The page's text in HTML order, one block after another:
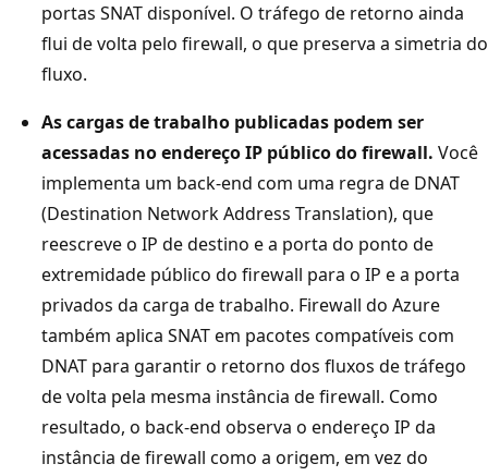
portas SNAT disponível. O tráfego de retorno ainda
flui de volta pelo firewall, o que preserva a simetria do
fluxo.
As cargas de trabalho publicadas podem ser
acessadas no endereço IP público do firewall. Você
implementa um back-end com uma regra de DNAT
(Destination Network Address Translation), que
reescreve o IP de destino e a porta do ponto de
extremidade público do firewall para o IP e a porta
privados da carga de trabalho. Firewall do Azure
também aplica SNAT em pacotes compatíveis com
DNAT para garantir o retorno dos fluxos de tráfego
de volta pela mesma instância de firewall. Como
resultado, o back-end observa o endereço IP da
instância de firewall como a origem, em vez do